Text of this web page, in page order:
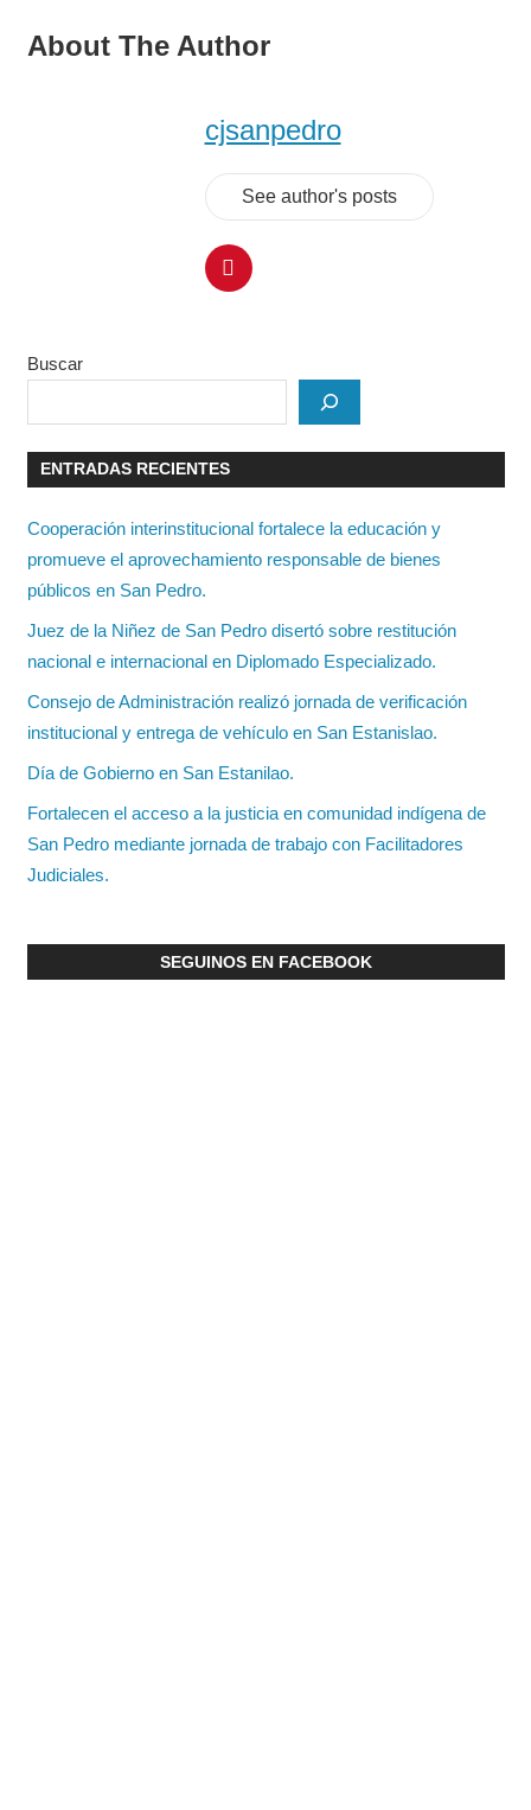
About The Author
cjsanpedro
See author's posts
Buscar
ENTRADAS RECIENTES
Cooperación interinstitucional fortalece la educación y
promueve el aprovechamiento responsable de bienes
públicos en San Pedro.
Juez de la Niñez de San Pedro disertó sobre restitución
nacional e internacional en Diplomado Especializado.
Consejo de Administración realizó jornada de verificación
institucional y entrega de vehículo en San Estanislao.
Día de Gobierno en San Estanilao.
Fortalecen el acceso a la justicia en comunidad indígena de
San Pedro mediante jornada de trabajo con Facilitadores
Judiciales.
SEGUINOS EN FACEBOOK